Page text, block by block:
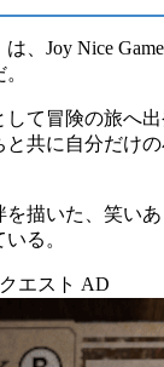
は、Joy Nice
て冒険の旅へ
共に自分だけ
を描いた、笑い
る。
エスト AD